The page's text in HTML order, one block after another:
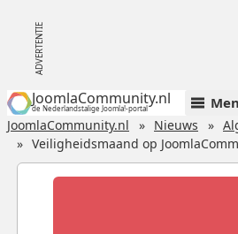
JoomlaCommunity.nl
de Nederlandstalige Joomla!-portal
JoomlaCommunity.nl Nieuws
Veiligheidsmaand op